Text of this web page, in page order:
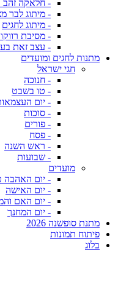
- חלאקה זהב
- מיתוג לבר
- מיתוג לחגים
- מסיבת
- עצב זאת
מתנות לחגים ומועדים
חגי ישראל
- חנוכה
- טו בשבט
- יום
- סוכות
- פורים
- פסח
- ראש השנה
- שבועות
מועדים
- יום האהבה
- יום האישה
- יום האם
- יום המחנך
מתנת סופשנה 2026
פיתוח תמונות
בלוג